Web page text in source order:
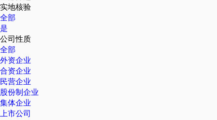
实地核验
全部
是
公司性质
全部
外资企业
合资企业
民营企业
股份制企业
集体企业
上市公司